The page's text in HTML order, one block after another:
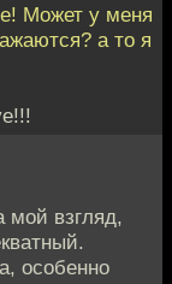
Может у меня
а то я
мой взгляд,
особенно